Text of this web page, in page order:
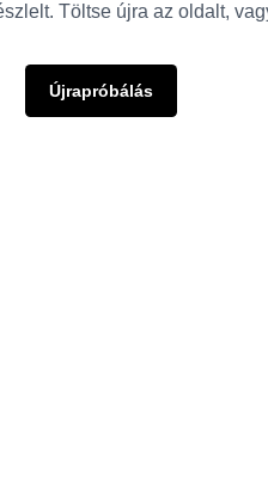
Töltse újra az oldalt,
Újrapróbálás